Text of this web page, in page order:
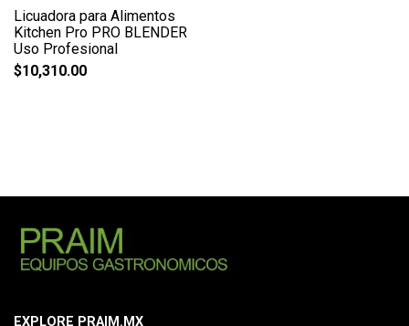
Licuadora para Alimentos
Kitchen Pro PRO BLENDER
Uso Profesional
$10,310.00
EXPLORE PRAIM.MX